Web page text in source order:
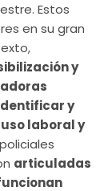
Estos
en su gran
y
y
laboral y
articuladas